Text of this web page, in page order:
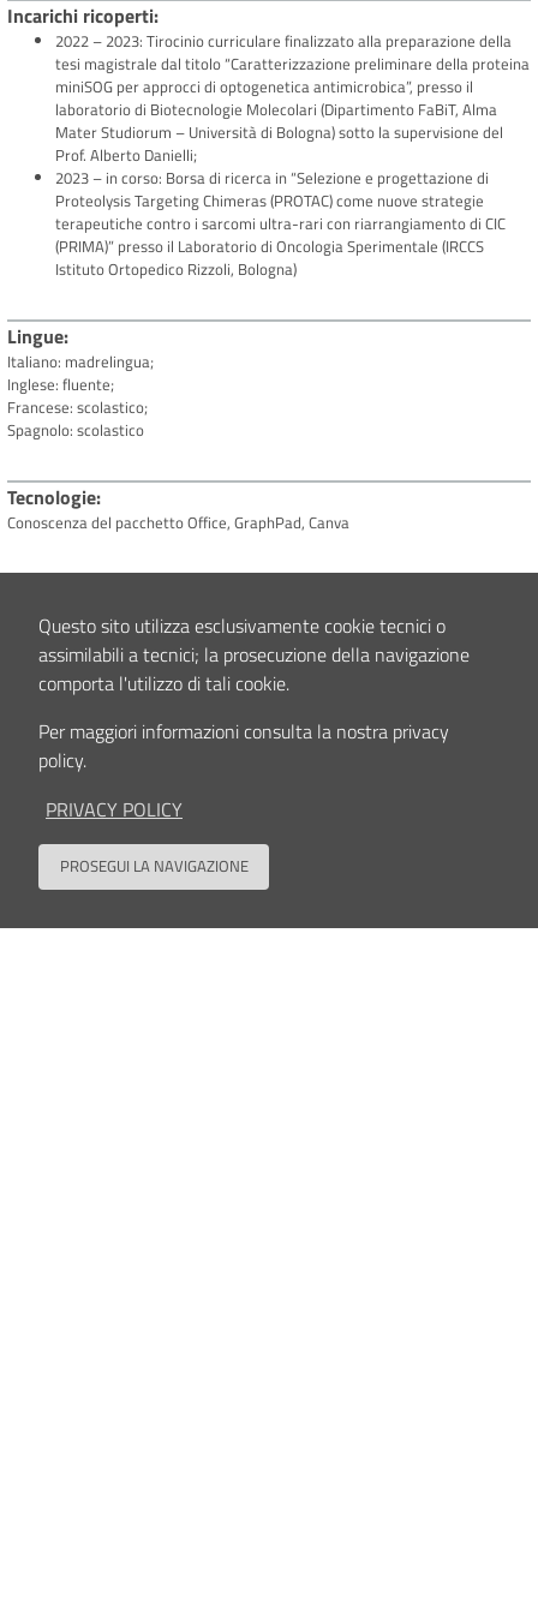
Incarichi ricoperti
2022 – 2023: Tirocinio curriculare finalizzato alla preparazione della
tesi magistrale dal titolo “Caratterizzazione preliminare della proteina
miniSOG per approcci di optogenetica antimicrobica”, presso il
laboratorio di Biotecnologie Molecolari (Dipartimento FaBiT, Alma
Mater Studiorum – Università di Bologna) sotto la supervisione del
Prof. Alberto Danielli;
2023 – in corso: Borsa di ricerca in “Selezione e progettazione di
Proteolysis Targeting Chimeras (PROTAC) come nuove strategie
terapeutiche contro i sarcomi ultra-rari con riarrangiamento di CIC
(PRIMA)” presso il Laboratorio di Oncologia Sperimentale (IRCCS
Istituto Ortopedico Rizzoli, Bologna)
Lingue
Italiano: madrelingua;
Inglese: fluente;
Francese: scolastico;
Spagnolo: scolastico
Tecnologie
Conoscenza del pacchetto Office, GraphPad, Canva
Affiliazione ad Associazione Italiana Colture Cellulari (AICC);
Pubblicazioni:“A modular phage vector platform for targeted photodynamic
therapy of Gram-negative bacterial pathogens
Interessi clinici e/o scientifici
mirata, epigenetica, RNA interference
Contenuto aggiornato il 20/09/2024 14:38
Questo sito utilizza esclusivamente cookie tecnici o
assimilabili a tecnici; la prosecuzione della navigazione
comporta l'utilizzo di tali cookie.
Per maggiori informazioni consulta la nostra privacy
policy.
PRIVACY POLICY
PROSEGUI LA NAVIGAZIONE